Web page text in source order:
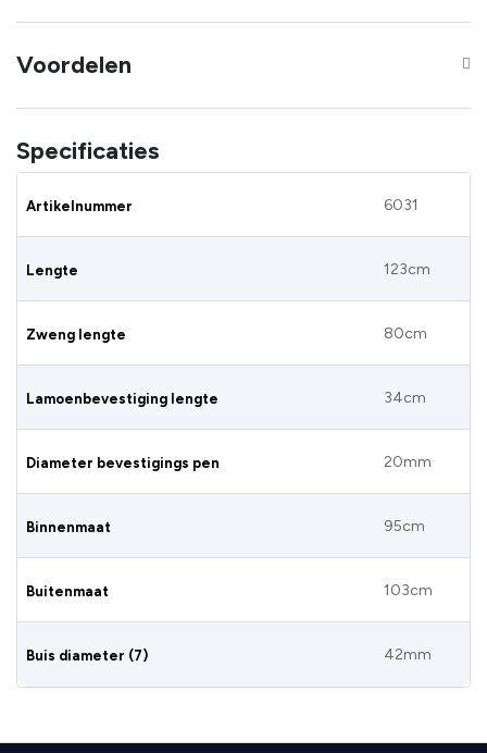
Voordelen
Specificaties
Artikelnummer 6031
Lengte 123cm
Zweng lengte 80cm
Lamoenbevestiging lengte 34cm
Diameter bevestigings pen 20mm
Binnenmaat 95cm
Buitenmaat 103cm
Buis diameter (7) 42mm